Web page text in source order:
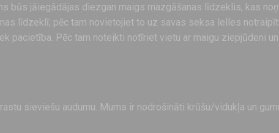
būs jāiegādājas diezgan maigs mazgāšanas līdzeklis, kas
līdzeklī; pēc tam novietojiet to uz savas seksa lelles
pacietība. Pēc tam noteikti notīriet vietu ar maigu ziepjūdeni
sieviešu audumu. Mums ir nodrošināti krūšu/vidukļa un